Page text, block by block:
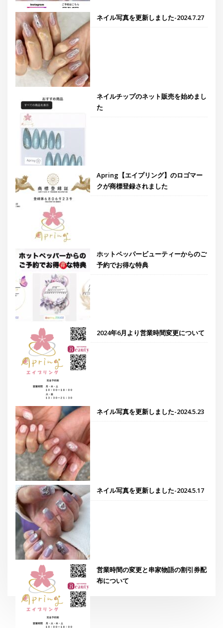
ネイル写真を更新しました-2024.7.27
ネイルチップのネット販売を始めまし
た
Apring【エイプリング】のロゴマー
クが商標登録されました
ホットペッパービューティーからのご
予約でお得な特典
2024年6月より営業時間変更について
ネイル写真を更新しました-2024.5.23
ネイル写真を更新しました-2024.5.17
営業時間の変更と串家物語の割引券配
布について